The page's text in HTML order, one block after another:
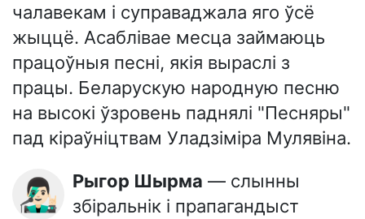
чалавекам і суправаджала яго ўсё
жыццё. Асаблівае месца займаюць
працоўныя песні, якія выраслі з
працы. Беларускую народную песню
на высокі ўзровень паднялі "Песняры"
пад кіраўніцтвам Уладзіміра Мулявіна.
👨🏻‍🎤 Рыгор Шырма — слынны
збіральнік і прапагандыст